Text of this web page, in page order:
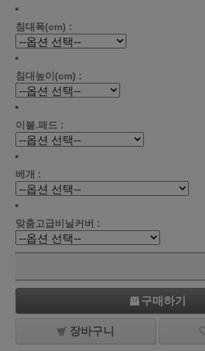
침대폭(cm) :
침대높이(cm) :
이불.패드 :
베개 :
맞춤고급비닐커버 :
구매하기
장바구니